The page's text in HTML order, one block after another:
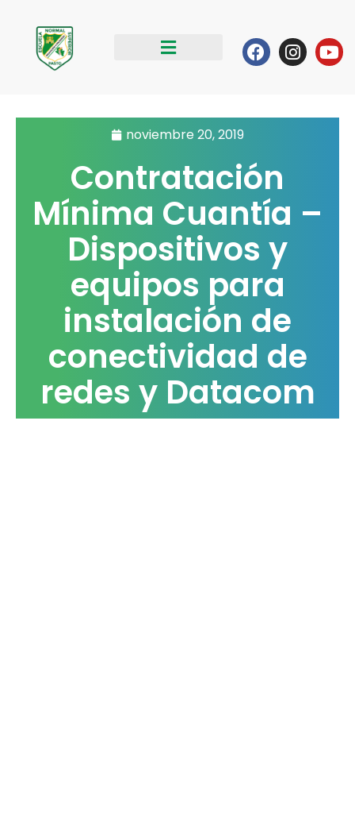
contenido
Facebook
noviembre 20, 2019
Contratación
Mínima Cuantía –
Dispositivos y
equipos para
instalación de
conectividad de
redes y Datacom